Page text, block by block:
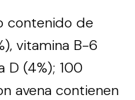
contenido de
vitamina B-6
D (4%); 100
avena contienen